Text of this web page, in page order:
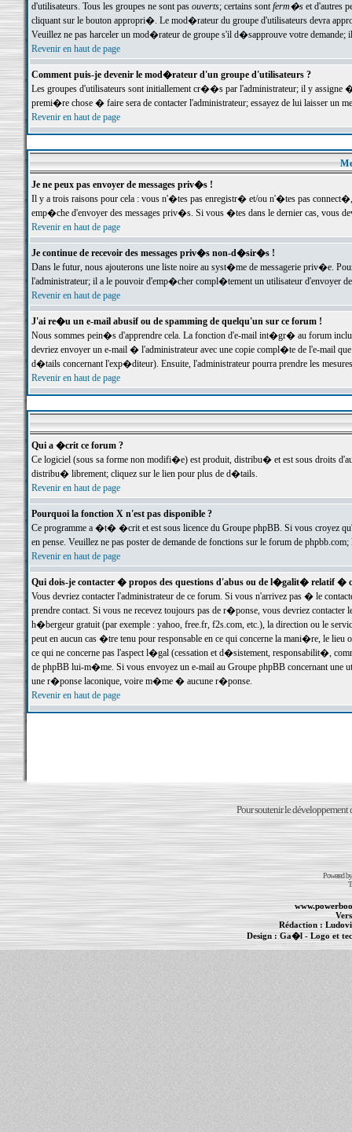
d'utilisateurs. Tous les groupes ne sont pas ouverts; certains sontferm�set d'autres
cliquant sur le bouton appropri�. Le mod�rateur du groupe d'utilisateurs devra
Veuillez ne pas harceler un mod�rateur de groupe s'il d�sapprouve votre demande;
Revenir en haut de page
Comment puis-je devenir le mod�rateur d'un groupe d'utilisateurs ?
Les groupes d'utilisateurs sont initiallement cr��s par l'administrateur; il y
premi�re chose � faire sera de contacter l'administrateur; essayez de lui laisser un
Revenir en haut de page
Je ne peux pas envoyer de messages priv�s !
Il y a trois raisons pour cela : vous n'�tes pas enregistr� et/ou n'�tes pas
emp�che d'envoyer des messages priv�s. Si vous �tes dans le dernier cas, vous
Revenir en haut de page
Je continue de recevoir des messages priv�s non-d�sir�s !
Dans le futur, nous ajouterons une liste noire au syst�me de messagerie priv�e.
l'administrateur; il a le pouvoir d'emp�cher compl�tement un utilisateur d'envoyer
Revenir en haut de page
J'ai re�u un e-mail abusif ou de spamming de quelqu'un sur ce forum !
Nous sommes pein�s d'apprendre cela. La fonction d'e-mail int�gr� au forum inclut
devriez envoyer un e-mail � l'administrateur avec une copie compl�te de l'e-mail
d�tails concernant l'exp�diteur). Ensuite, l'administrateur pourra prendre les
Revenir en haut de page
Qui a �crit ce forum ?
Ce logiciel (sous sa forme non modifi�e) est produit, distribu� et est sous droits
distribu� librement; cliquez sur le lien pour plus de d�tails.
Revenir en haut de page
Pourquoi la fonction X n'est pas disponible ?
Ce programme a �t� �crit et est sous licence du Groupe phpBB. Si vous croyez
en pense. Veuillez ne pas poster de demande de fonctions sur le forum de
Revenir en haut de page
Qui dois-je contacter � propos des questions d'abus ou de l�galit� relatif �
Vous devriez contacter l'administrateur de ce forum. Si vous n'arrivez pas � le
prendre contact. Si vous ne recevez toujours pas de r�ponse, vous devriez
h�bergeur gratuit (par exemple : yahoo, free.fr, f2s.com, etc.), la direction ou le
peut en aucun cas �tre tenu pour responsable en ce qui concerne la mani�re, le
ce qui ne concerne pas l'aspect l�gal (cessation et d�sistement, responsabilit�,
de phpBB lui-m�me. Si vous envoyez un e-mail au Groupe phpBB concernant une
une r�ponse laconique, voire m�me � aucune r�ponse.
Revenir en haut de page
Pour soutenir le développement
Powered
Rédaction :
Design :Ga�l- Logo et
Informations :